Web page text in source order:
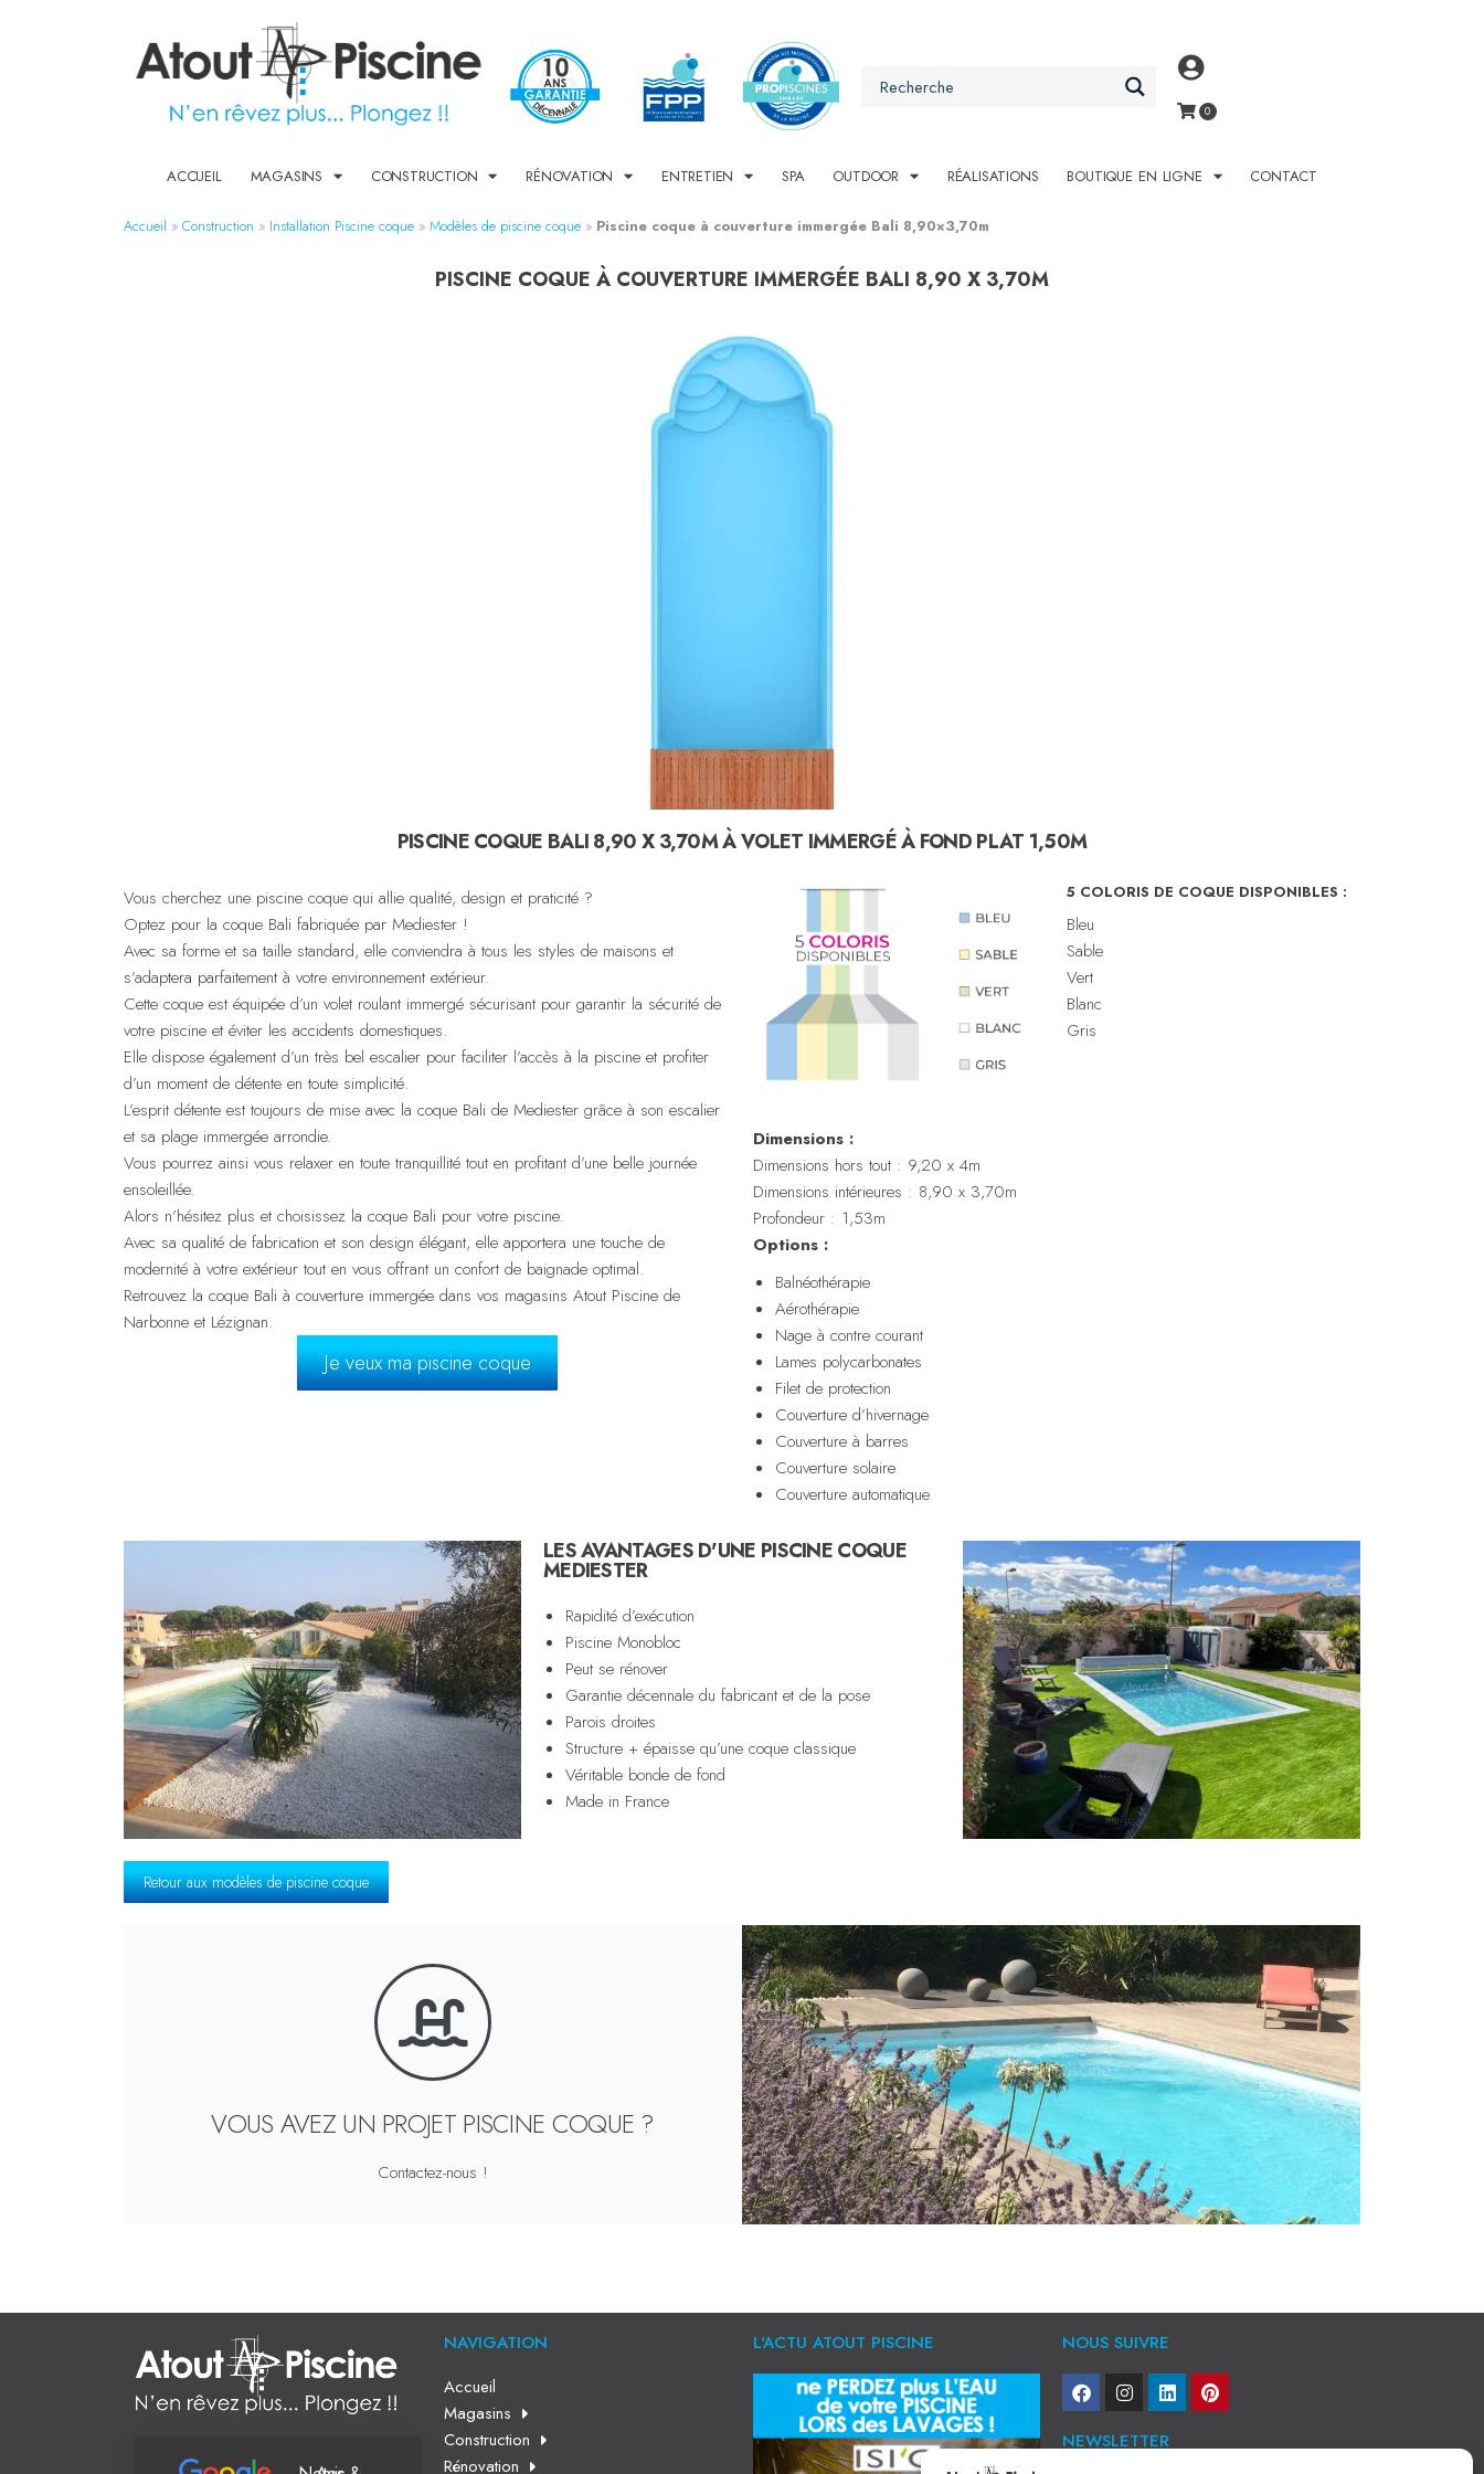
ACCUEIL MAGASINS CONSTRUCTION RÉNOVATION ENTRETIEN SPA OUTDOOR RÉALISATIONS BOUTIQUE EN LIGNE CONTACT
Accueil » Construction » Installation Piscine coque » Modèles de piscine coque » Piscine coque à couverture immergée Bali 8,90×3,70m
PISCINE COQUE À COUVERTURE IMMERGÉE BALI 8,90 X 3,70M
PISCINE COQUE BALI 8,90 X 3,70M À VOLET IMMERGÉ À FOND PLAT 1,50M
Vous cherchez une piscine coque qui allie qualité, design et praticité ?
Optez pour la coque Bali fabriquée par Mediester !
Avec sa forme et sa taille standard, elle conviendra à tous les styles de maisons et
s’adaptera parfaitement à votre environnement extérieur.
Cette coque est équipée d’un volet roulant immergé sécurisant pour garantir la sécurité de
votre piscine et éviter les accidents domestiques.
Elle dispose également d’un très bel escalier pour faciliter l’accès à la piscine et profiter
d’un moment de détente en toute simplicité.
L’esprit détente est toujours de mise avec la coque Bali de Mediester grâce à son escalier
et sa plage immergée arrondie.
Vous pourrez ainsi vous relaxer en toute tranquillité tout en profitant d’une belle journée
ensoleillée.
Alors n’hésitez plus et choisissez la coque Bali pour votre piscine.
Avec sa qualité de fabrication et son design élégant, elle apportera une touche de
modernité à votre extérieur tout en vous offrant un confort de baignade optimal.
Retrouvez la coque Bali à couverture immergée dans vos magasins Atout Piscine de
Narbonne et Lézignan.
Je veux ma piscine coque
5 COLORIS DE COQUE DISPONIBLES :
Bleu
Sable
Vert
Blanc
Gris
Dimensions :
Dimensions hors tout : 9,20 x 4m
Dimensions intérieures : 8,90 x 3,70m
Profondeur : 1,53m
Options :
Balnéothérapie
Aérothérapie
Nage à contre courant
Lames polycarbonates
Filet de protection
Couverture d’hivernage
Couverture à barres
Couverture solaire
Couverture automatique
LES AVANTAGES D'UNE PISCINE COQUE
MEDIESTER
Rapidité d’exécution
Piscine Monobloc
Peut se rénover
Garantie décennale du fabricant et de la pose
Parois droites
Structure + épaisse qu’une coque classique
Véritable bonde de fond
Made in France
Retour aux modèles de piscine coque
VOUS AVEZ UN PROJET PISCINE COQUE ?
Contactez-nous !
NAVIGATION
Accueil
Magasins
Construction
Rénovation
L'ACTU ATOUT PISCINE NOUS SUIVRE
NEWSLETTER